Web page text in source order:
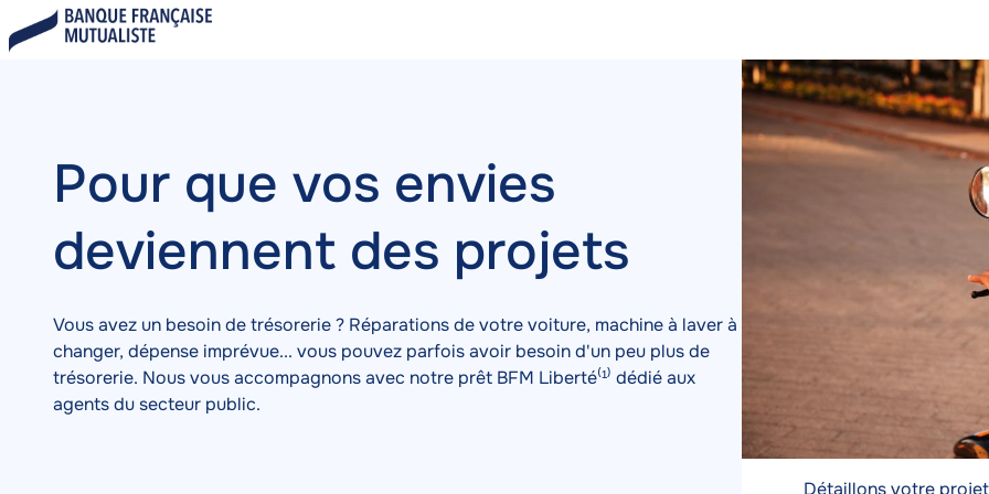
au
Pour que vos envies
deviennent des projets
Vous avez un besoin de trésorerie ? Réparations de votre voiture, machine à laver à
changer, dépense imprévue... vous pouvez parfois avoir besoin d'un peu plus de
trésorerie. Nous vous accompagnons avec notre prêt BFM Liberté⁽¹⁾ dédié aux
agents du secteur public.
Détaillons votre projet